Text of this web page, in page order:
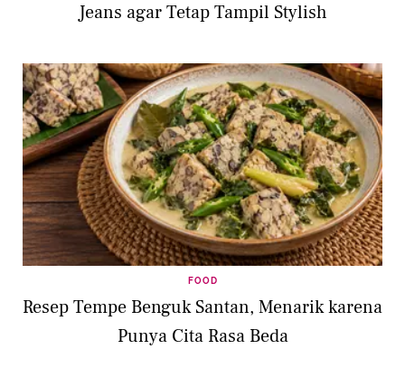
Jeans agar Tetap Tampil Stylish
FOOD
Resep Tempe Benguk Santan, Menarik karena
Punya Cita Rasa Beda